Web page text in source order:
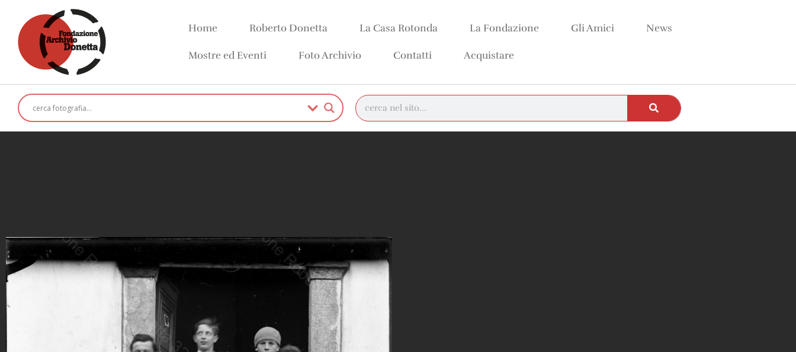
Home Roberto Donetta La Casa Rotonda La Fondazione Gli Amici News
Mostre ed Eventi Foto Archivio Contatti Acquistare